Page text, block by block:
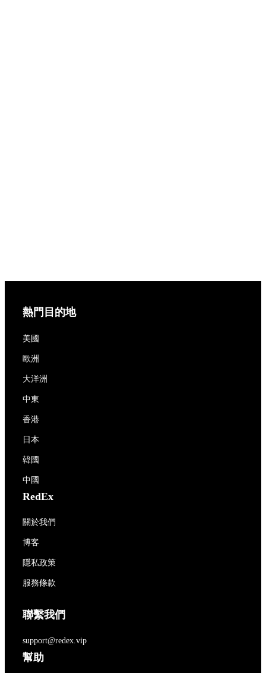
熱門目的地
美國
歐洲
大洋洲
中東
香港
日本
韓國
中國
RedEx
關於我們
博客
隱私政策
服務條款
聯繫我們
support@redex.vip
幫助